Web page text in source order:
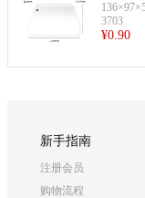
质刮板)
3703
¥0.90
新手指南
注册会员
购物流程